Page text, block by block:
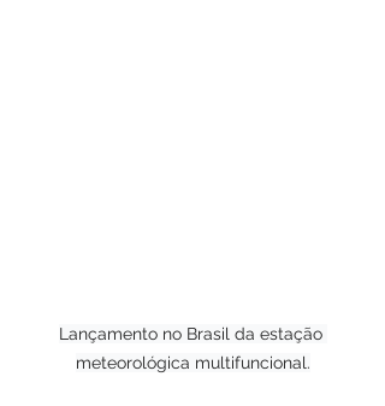
Lançamento no Brasil da estação
meteorológica multifuncional.